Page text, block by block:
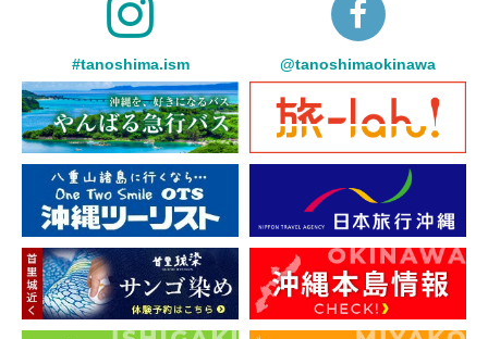
#tanoshima.ism @tanoshimaokinawa